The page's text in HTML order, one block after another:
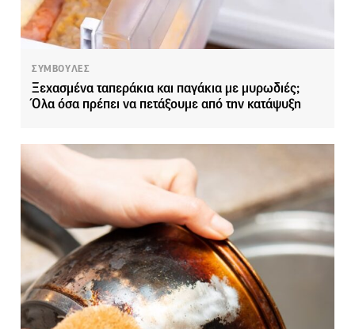
ΣΥΜΒΟΥΛΕΣ
Ξεχασμένα ταπεράκια και παγάκια με μυρωδιές;
Όλα όσα πρέπει να πετάξουμε από την κατάψυξη